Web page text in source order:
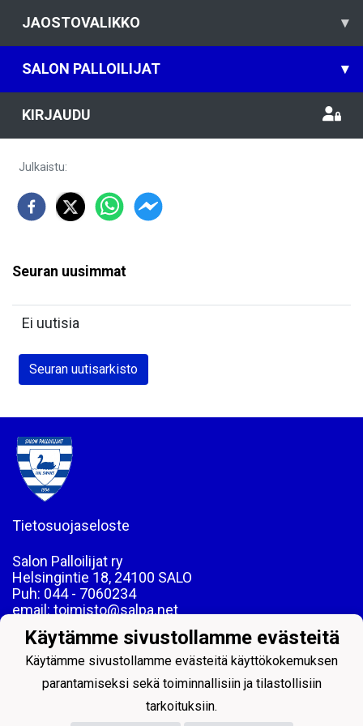
JAOSTOVALIKKO ▾
SALON PALLOILIJAT ▾
KIRJAUDU
Julkaistu:
Seuran uusimmat
Ei uutisia
Seuran uutisarkisto
Tietosuojaseloste
Salon Palloilijat ry
Helsingintie 18, 24100 SALO
Puh: 044 - 7060234
email: toimisto@salpa.net
LY 0139538-2
Käytämme sivustollamme evästeitä
Käytämme sivustollamme evästeitä käyttökokemuksen
parantamiseksi sekä toiminnallisiin ja tilastollisiin
tarkoituksiin.